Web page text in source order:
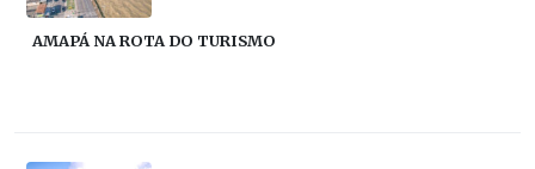
AMAPÁ NA ROTA DO TURISMO